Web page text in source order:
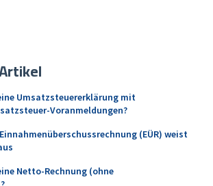
Umsatzsteuererklärung mit
Voranmeldungen?
(EÜR) weist
Netto-Rechnung (ohne